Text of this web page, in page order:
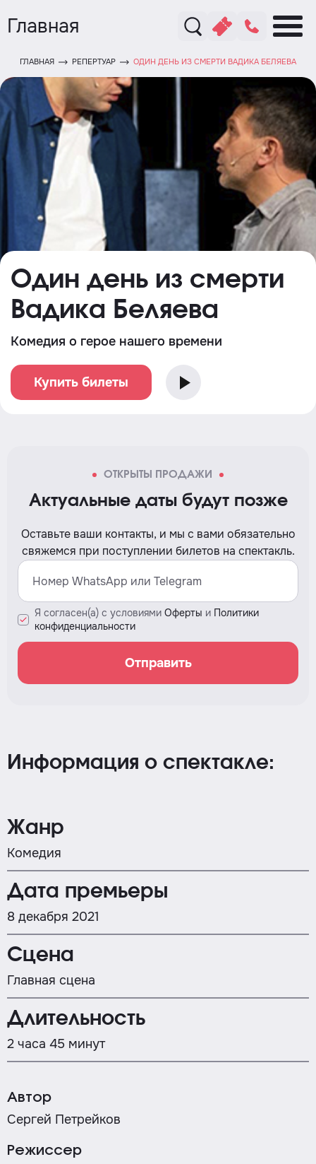
Главная
ГЛАВНАЯ РЕПЕРТУАР ОДИН ДЕНЬ ИЗ СМЕРТИ ВАДИКА БЕЛЯЕВА
Один день из смерти
Вадика Беляева
Комедия о герое нашего времени
Купить билеты
ОТКРЫТЫ ПРОДАЖИ
Актуальные даты будут позже
Оставьте ваши контакты, и мы c вами обязательно
свяжемся при поступлении билетов на спектакль.
Отправить
Я согласен(а) с условиями Оферты и Политики
конфиденциальности
Информация о спектакле:
Жанр
Комедия
Дата премьеры
8 декабря 2021
Сцена
Главная сцена
Длительность
2 часа 45 минут
Автор
Сергей Петрейков
Режиссер